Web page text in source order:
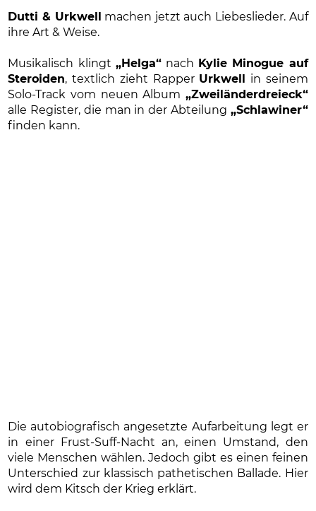
Dutti & Urkwell
machen jetzt auch Liebeslieder. Auf
ihre Art & Weise.
Musikalisch klingt „Helga“nach
Kylie Minogue auf
Steroiden, textlich zieht Rapper Urkwell
in seinem
Solo-Track vom neuen Album „Zweiländerdreieck“
alle Register, die man in der Abteilung „Schlawiner“
finden kann.
Die autobiografisch angesetzte Aufarbeitung legt er
in einer Frust-Suff-Nacht an, einen Umstand, den
viele Menschen wählen. Jedoch gibt es einen feinen
Unterschied zur klassisch pathetischen Ballade. Hier
wird dem Kitsch der Krieg erklärt.